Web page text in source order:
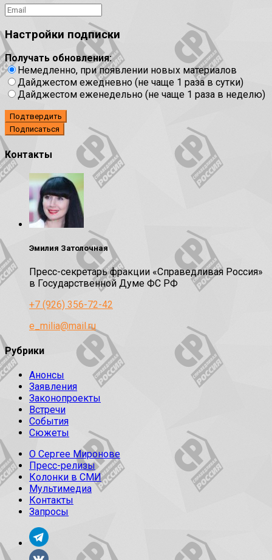
Настройки подписки
Получать обновления:
Немедленно, при появлении новых материалов
Дайджестом ежедневно (не чаще 1 раза в сутки)
Дайджестом еженедельно (не чаще 1 раза в неделю)
Подтвердить
Контакты
Эмилия Затолочная
Пресс-секретарь фракции «Справедливая Россия»
в Государственной Думе ФС РФ
+7 (926) 356-72-42
e_milia@mail.ru
Рубрики
Анонсы
Заявления
Законопроекты
Встречи
События
Сюжеты
О Сергее Миронове
Пресс-релизы
Колонки в СМИ
Мультимедиа
Контакты
Запросы